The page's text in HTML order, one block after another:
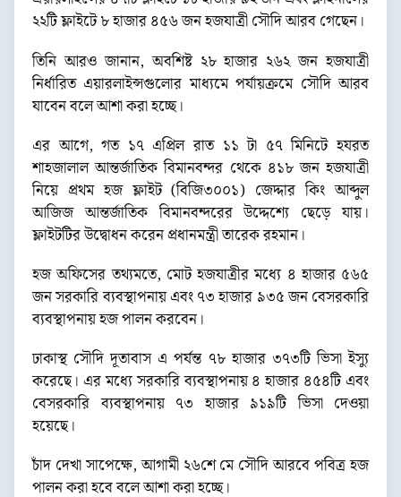
২২টি ফ্লাইটে ৮ হাজার ৪৫৬ জন হজযাত্রী সৌদি আরব গেছেন।
তিনি আরও জানান, অবশিষ্ট ২৮ হাজার ২৬২ জন হজযাত্রী
নির্ধারিত এয়ারলাইন্সগুলোর মাধ্যমে পর্যায়ক্রমে সৌদি আরব
যাবেন বলে আশা করা হচ্ছে।
এর আগে, গত ১৭ এপ্রিল রাত ১১ টা ৫৭ মিনিটে হযরত
শাহজালাল আন্তর্জাতিক বিমানবন্দর থেকে ৪১৮ জন হজযাত্রী
নিয়ে প্রথম হজ ফ্লাইট (বিজি৩০০১) জেদ্দার কিং আব্দুল
আজিজ আন্তর্জাতিক বিমানবন্দরের উদ্দেশ্যে ছেড়ে যায়।
ফ্লাইটটির উদ্বোধন করেন প্রধানমন্ত্রী তারেক রহমান।
হজ অফিসের তথ্যমতে, মোট হজযাত্রীর মধ্যে ৪ হাজার ৫৬৫
জন সরকারি ব্যবস্থাপনায় এবং ৭৩ হাজার ৯৩৫ জন বেসরকারি
ব্যবস্থাপনায় হজ পালন করবেন।
ঢাকাস্থ সৌদি দূতাবাস এ পর্যন্ত ৭৮ হাজার ৩৭৩টি ভিসা ইস্যু
করেছে। এর মধ্যে সরকারি ব্যবস্থাপনায় ৪ হাজার ৪৫৪টি এবং
বেসরকারি ব্যবস্থাপনায় ৭৩ হাজার ৯১৯টি ভিসা দেওয়া
হয়েছে।
চাঁদ দেখা সাপেক্ষে, আগামী ২৬শে মে সৌদি আরবে পবিত্র হজ
পালন করা হবে বলে আশা করা হচ্ছে।